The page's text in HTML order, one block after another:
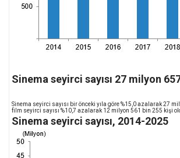
Sinema seyirci sayısı 27 milyon
Sinema seyirci sayısı bir önceki yıla göre %15,0 azalarak 27
film seyirci sayısı %10,7 azalarak 12 milyon 561 bin 255 kişi
Sinema seyirci sayısı, 2014-2025